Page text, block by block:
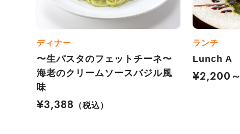
ディナー
〜生パスタのフェットチーネ〜
海老のクリームソースバジル風
味
¥3,388
（税込）
ランチ
Lunch A
¥2,200～